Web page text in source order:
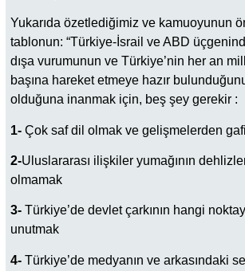
Yukarıda özetlediğimiz ve kamuoyunun
tablonun: “Türkiye-İsrail ve ABD
dışa vurumunun ve Türkiye’nin her an
başına hareket etmeye hazır
olduğuna inanmak için, beş şey gerekir :
1- Çok saf dil olmak ve gelişmelerden
2-Uluslararası ilişkiler yumağının
olmamak
3- Türkiye’de devlet çarkının hangi
unutmak
4- Türkiye’de medyanın ve arkasındaki